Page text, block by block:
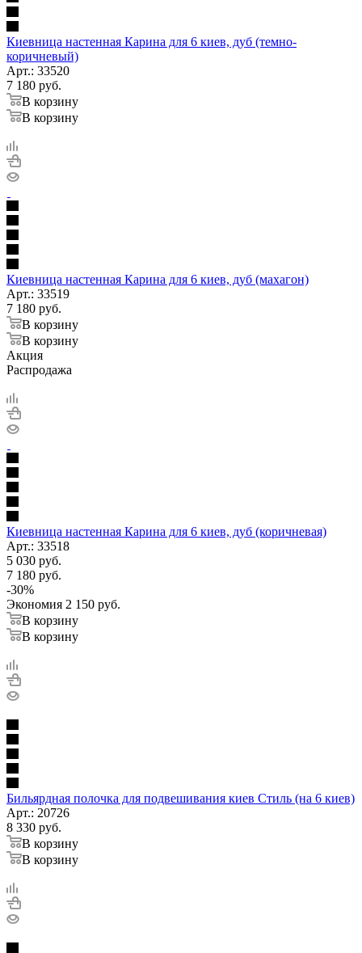
Киевница настенная Карина для 6 киев, дуб (темно-
коричневый)
Арт.: 33520
7 180 руб.
В корзину
В корзину
Киевница настенная Карина для 6 киев, дуб (махагон)
Арт.: 33519
7 180 руб.
В корзину
В корзину
Акция
Распродажа
Киевница настенная Карина для 6 киев, дуб (коричневая)
Арт.: 33518
5 030 руб.
7 180 руб.
-30%
Экономия 2 150 руб.
В корзину
В корзину
Бильярдная полочка для подвешивания киев Стиль (на 6 киев)
Арт.: 20726
8 330 руб.
В корзину
В корзину